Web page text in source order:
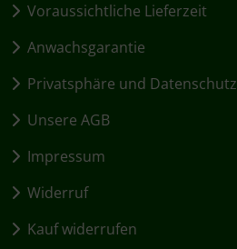
Voraussichtliche Lieferzeit
Anwachsgarantie
Privatsphäre und Datenschutz
Unsere AGB
Impressum
Widerruf
Kauf widerrufen